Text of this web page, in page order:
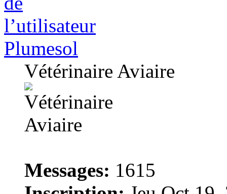
Plumesol
Vétérinaire Aviaire
Messages: 1615